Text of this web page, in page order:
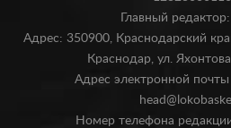
Главный
Адрес: 350900, Краснодарский
Краснодар, ул.
Адрес электронной
Номер телефона